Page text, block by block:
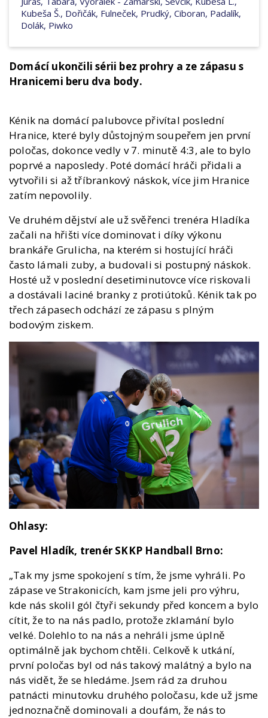
Kubeša Š., Dořičák, Fulneček, Prudký, Ciboran, Padalík,
Dolák, Piwko
Domácí ukončili sérii bez prohry a ze zápasu s
Hranicemi beru dva body.
Kénik na domácí palubovce přivítal poslední
Hranice, které byly důstojným soupeřem jen první
poločas, dokonce vedly v 7. minutě 4:3, ale to bylo
poprvé a naposledy. Poté domácí hráči přidali a
vytvořili si až tříbrankový náskok, více jim Hranice
zatím nepovolily.
Ve druhém dějství ale už svěřenci trenéra Hladíka
začali na hřišti více dominovat i díky výkonu
brankáře Grulicha, na kterém si hostující hráči
často lámali zuby, a budovali si postupný náskok.
Hosté už v poslední desetiminutovce více riskovali
a dostávali laciné branky z protiútoků. Kénik tak po
třech zápasech odchází ze zápasu s plným
bodovým ziskem.
Ohlasy:
Pavel Hladík, trenér SKKP Handball Brno:
„Tak my jsme spokojení s tím, že jsme vyhráli. Po
zápase ve Strakonicích, kam jsme jeli pro výhru,
kde nás skolil gól čtyři sekundy před koncem a bylo
cítit, že to na nás padlo, protože zklamání bylo
velké. Dolehlo to na nás a nehráli jsme úplně
optimálně jak bychom chtěli. Celkově k utkání,
první poločas byl od nás takový malátný a bylo na
nás vidět, že se hledáme. Jsem rád za druhou
patnácti minutovku druhého poločasu, kde už jsme
jednoznačně dominovali a doufám, že nás to